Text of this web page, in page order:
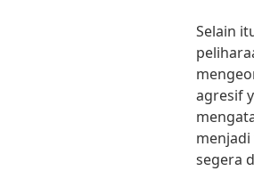
Selain
agresif
segera